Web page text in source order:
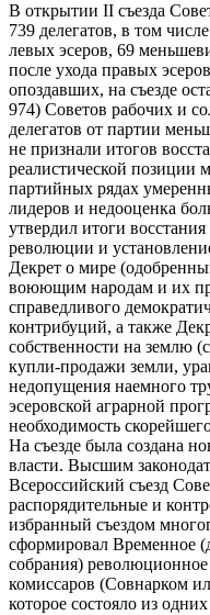
В открытии II съезда
739 делегатов, в том
левых эсеров, 69
после ухода правых
опоздавших, на съезде
974) Советов рабочих и
делегатов от партии
не признали итогов
реалистической позиции
партийных рядах
лидеров и недооценка
утвердил итоги
революции и
Декрет о мире
воюющим народам и их
справедливого
контрибуций, а также
собственности на землю
купли-продажи земли,
недопущения наемного
эсеровской аграрной
необходимость
На съезде была создана
власти. Высшим
Всероссийский съезд
распорядительные и
избранный съездом
сформировал Временное
собрания)
комиссаров (Совнарком
которое состояло из